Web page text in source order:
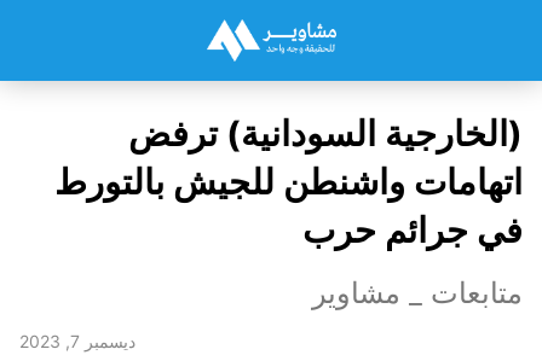
(الخارجية السودانية) ترفض
اتهامات واشنطن للجيش بالتورط
في جرائم حرب
متابعات _ مشاوير
ديسمبر 7, 2023